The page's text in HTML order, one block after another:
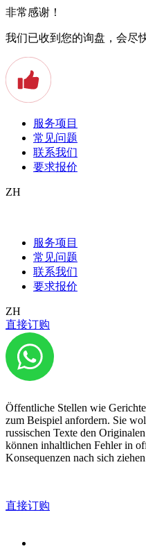
非常感谢！
我们已收到您的询盘，会尽
服务项目
常见问题
联系我们
要求报价
ZH
服务项目
常见问题
联系我们
要求报价
ZH
直接订购
Texte in eine andere
einfach.
Da sollte man schon
etwa ins Russische.
Achten Sie darauf, dass Sie
Auftrag betrauen, denn nur
Beglaubigung dem russischen
Wofür benötigt man
Öffentliche Stellen wie
zum Beispiel anfordern. Sie
russischen Texte den
können inhaltlichen Fehler in
Konsequenzen nach sich
直接订购